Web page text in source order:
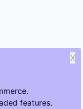
features.
X
and cleaner